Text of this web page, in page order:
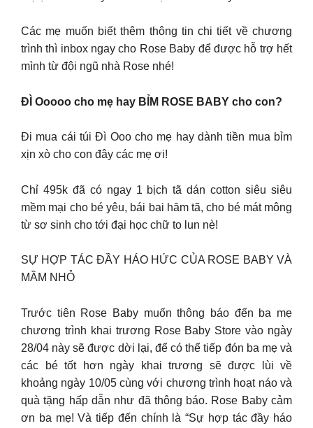
Các mẹ muốn biết thêm thông tin chi tiết về chương
trình thì inbox ngay cho Rose Baby để được hỗ trợ hết
mình từ đội ngũ nhà Rose nhé!
ĐÌ Ooooo cho mẹ hay BỈM ROSE BABY cho con?
Đi mua cái túi Đì Ooo cho mẹ hay dành tiền mua bỉm
xịn xò cho con đây các mẹ ơi!
Chỉ 495k đã có ngay 1 bịch tã dán cotton siêu siêu
mềm mại cho bé yêu, bái bai hăm tã, cho bé mát mông
từ sơ sinh cho tới đại học chữ to lun nè!
SỰ HỢP TÁC ĐẦY HÁO HỨC CỦA ROSE BABY VÀ
MẦM NHỎ
Trước tiên Rose Baby muốn thông báo đến ba mẹ
chương trình khai trương Rose Baby Store vào ngày
28/04 này sẽ được dời lại, để có thể tiếp đón ba mẹ và
các bé tốt hơn ngày khai trương sẽ được lùi về
khoảng ngày 10/05 cùng với chương trình hoạt náo và
quà tặng hấp dẫn như đã thông báo. Rose Baby cảm
ơn ba mẹ! Và tiếp đến chính là “Sự hợp tác đầy háo